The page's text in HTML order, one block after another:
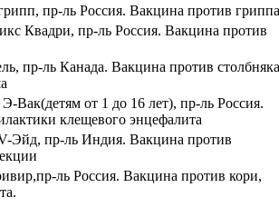
пр-ль Россия. Вакцина против гриппа
Квадри, пр-ль Россия. Вакцина против
пр-ль Канада. Вакцина против
Вак(детям от 1 до 16 лет), пр-ль Россия.
клещевого энцефалита
Эйд, пр-ль Индия. Вакцина против
ль Россия. Вакцина против кори,